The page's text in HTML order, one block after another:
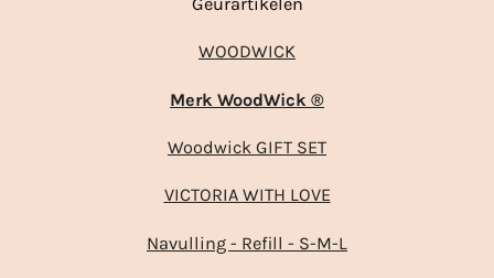
WOODWICK
Merk WoodWick ®
Woodwick GIFT SET
VICTORIA WITH LOVE
Navulling - Refill - S-M-L